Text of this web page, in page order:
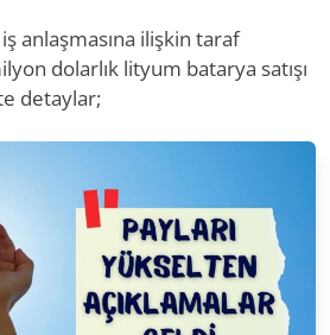
anlaşmasına ilişkin taraf
dolarlık lityum batarya satışı
detaylar;